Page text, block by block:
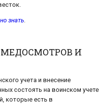
знать.
И
учета и внесение
состоять на воинском учете
которые есть в